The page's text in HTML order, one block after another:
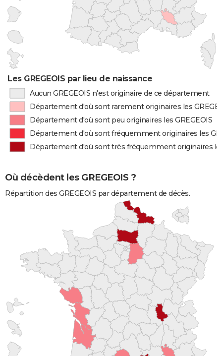
Les GREGEOIS par lieu de naissance
Aucun GREGEOIS n'est originaire de ce département
Département d'où sont rarement originaires les
Département d'où sont peu originaires les GREGEOIS
Département d'où sont fréquemment originaires les
Département d'où sont très fréquemment originaires
Où décèdent les GREGEOIS ?
Répartition des GREGEOIS par département de décès.